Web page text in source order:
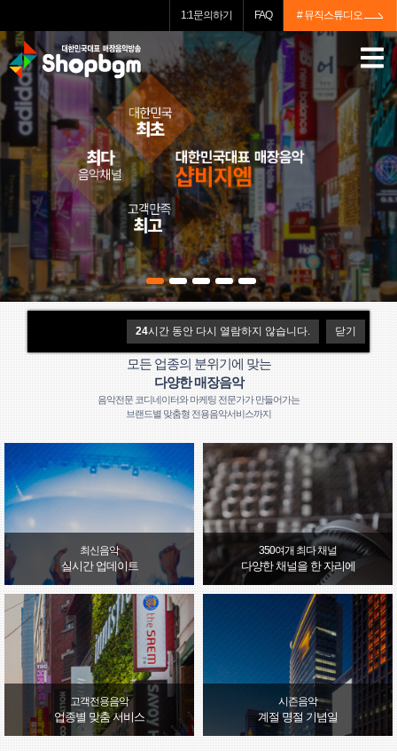
24시간 동안 다시 열람하지 않습니다. 닫기
1:1문의하기 FAQ # 뮤직스튜디오
매장음악
대한민국 어디에서나샵비지엠
모든 업종의 분위기에 맞는
다양한 매장음악
음악전문 코디네이터와 마케팅 전문가가 만들어가는
브랜드별 맞춤형 전용음악서비스까지
최신음악
실시간 업데이트
350여개 최다 채널
다양한 채널을 한 자리에
고객전용음악
업종별 맞춤 서비스
시즌음악
계절 명절 기념일